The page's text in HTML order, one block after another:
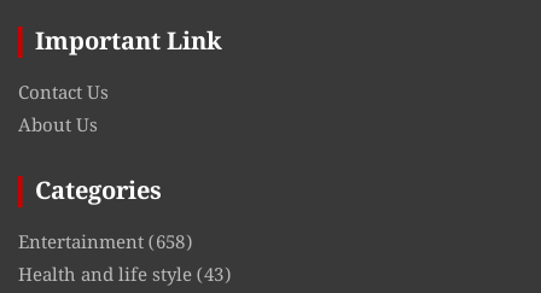
Important Link
Contact Us
About Us
Categories
Entertainment(658)
Health and life style(43)